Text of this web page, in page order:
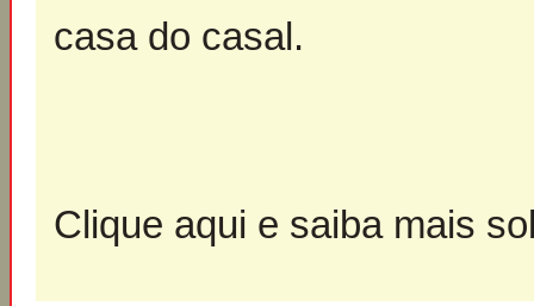
casa do casal.
Clique aqui e saiba mais